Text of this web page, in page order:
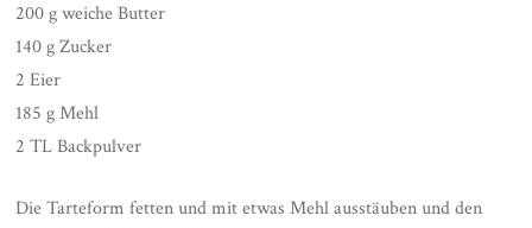
200 g weiche Butter
140 g Zucker
2 Eier
185 g Mehl
2 TL Backpulver
Die Tarteform fetten und mit etwas Mehl ausstäuben und den